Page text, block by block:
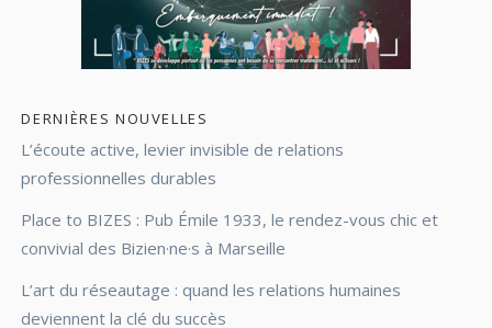
DERNIÈRES NOUVELLES
L’écoute active, levier invisible de relations
professionnelles durables
Place to BIZES : Pub Émile 1933, le rendez-vous chic et
convivial des Bizien·ne·s à Marseille
L’art du réseautage : quand les relations humaines
deviennent la clé du succès